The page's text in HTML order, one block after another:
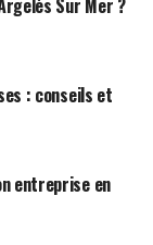
Sur Mer ?
: conseils et
entreprise en